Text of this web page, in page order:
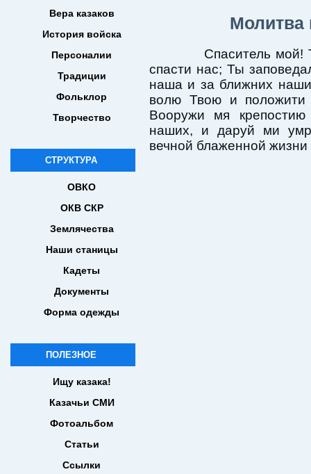
Вера казаков
История войска
Персоналии
Традиции
Фольклор
Творчество
СТРУКТУРА
ОВКО
ОКВ СКР
Землячества
Наши станицы
Кадеты
Документы
Форма одежды
ПОЛЕЗНОЕ
Ищу казака!
Казачьи СМИ
Фотоальбом
Статьи
Ссылки
Молитва
Спаситель мой!
спасти нас; Ты
наша и за ближних
волю Твою и
Вооружи мя
наших, и даруй ми
вечной блаженной